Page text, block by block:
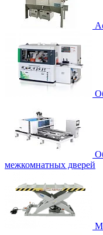
межкомнатных дверей